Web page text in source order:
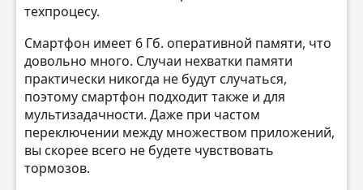
техпроцесу.
Смартфон имеет 6 Гб. оперативной памяти, что
довольно много. Случаи нехватки памяти
практически никогда не будут случаться,
поэтому смартфон подходит также и для
мультизадачности. Даже при частом
переключении между множеством приложений,
вы скорее всего не будете чувствовать
тормозов.